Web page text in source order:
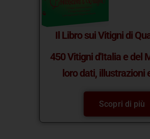
Il Libro sui Vitigni di
450 Vitigni d'Italia e del
loro dati, illustrazioni
Scopri di più